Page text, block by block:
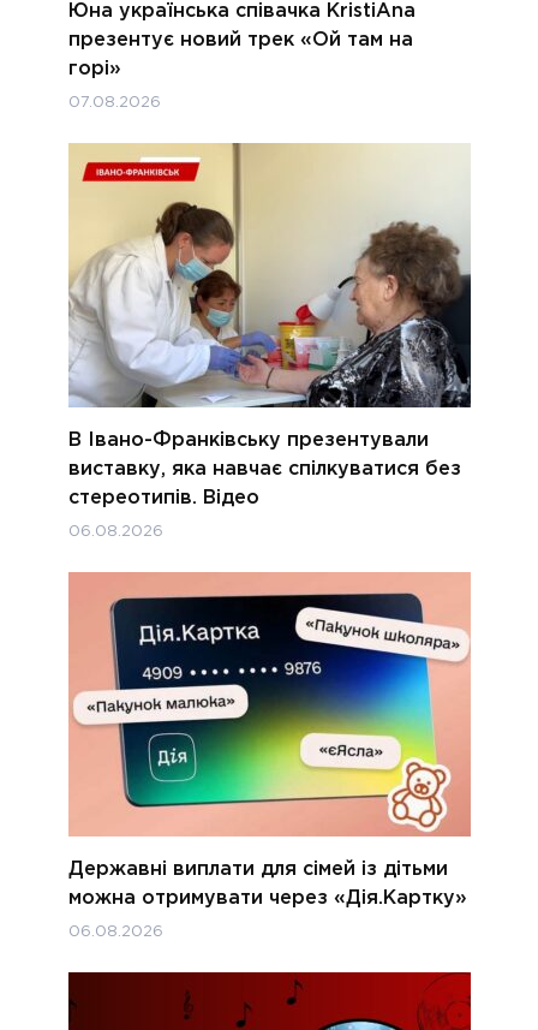
Юна українська співачка KristiAna
презентує новий трек «Ой там на
горі»
07.08.2026
В Івано-Франківську презентували
виставку, яка навчає спілкуватися без
стереотипів. Відео
06.08.2026
Державні виплати для сімей із дітьми
можна отримувати через «Дія.Картку»
06.08.2026